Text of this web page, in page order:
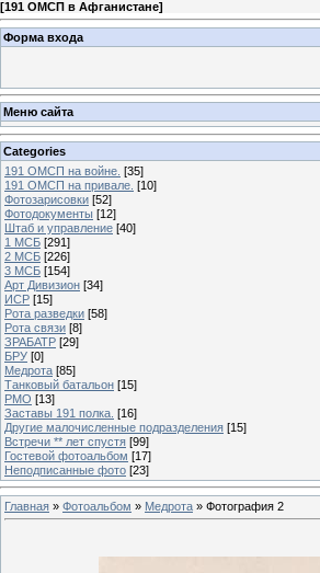
[191 ОМСП в Афганистане]
Форма входа
Меню сайта
Categories
191 ОМСП на войне. [35]
191 ОМСП на привале. [10]
Фотозарисовки [52]
Фотодокументы [12]
Штаб и управление [40]
1 МСБ [291]
2 МСБ [226]
3 МСБ [154]
Арт Дивизион [34]
ИСР [15]
Рота разведки [58]
Рота связи [8]
ЗРАБАТР [29]
БРУ [0]
Медрота [85]
Танковый батальон [15]
РМО [13]
Заставы 191 полка. [16]
Другие малочисленные подразделения [15]
Встречи ** лет спустя [99]
Гостевой фотоальбом [17]
Неподписанные фото [23]
Главная » Фотоальбом » Медрота » Фотография 2